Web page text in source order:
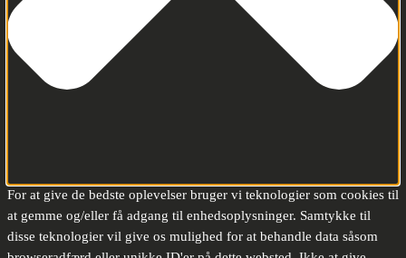
For at give de bedste oplevelser bruger vi teknologier som cookies til
at gemme og/eller få adgang til enhedsoplysninger. Samtykke til
disse teknologier vil give os mulighed for at behandle data såsom